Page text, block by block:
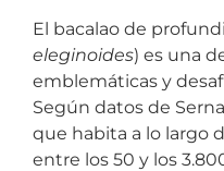
El bacalao de
eleginoides) es una
emblemáticas y
Según datos de
que habita a lo largo
entre los 50 y los